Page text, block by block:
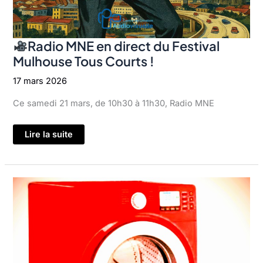
Radio MNE en direct du Festival
Mulhouse Tous Courts !
17 mars 2026
Ce samedi 21 mars, de 10h30 à 11h30, Radio MNE
Radio
direct
du
Festival
Mulhouse
Tous
Courts
Lire la suite